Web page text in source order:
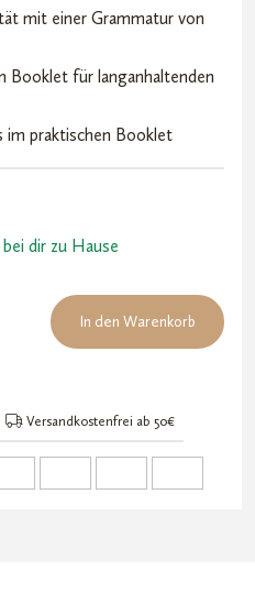
mit einer Grammatur von
Booklet für langanhaltenden
im praktischen Booklet
dir zu Hause
In den Warenkorb
Versandkostenfrei ab 50€